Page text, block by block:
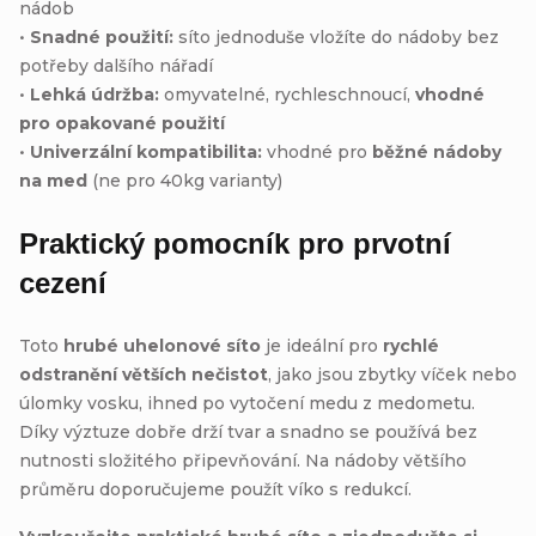
nádob
• Snadné použití: síto jednoduše vložíte do nádoby bez
potřeby dalšího nářadí
• Lehká údržba: omyvatelné, rychleschnoucí, vhodné
pro opakované použití
• Univerzální kompatibilita: vhodné pro běžné nádoby
na med (ne pro 40kg varianty)
Praktický pomocník pro prvotní
cezení
Toto hrubé uhelonové síto je ideální pro rychlé
odstranění větších nečistot, jako jsou zbytky víček nebo
úlomky vosku, ihned po vytočení medu z medometu.
Díky výztuze dobře drží tvar a snadno se používá bez
nutnosti složitého připevňování. Na nádoby většího
průměru doporučujeme použít víko s redukcí.